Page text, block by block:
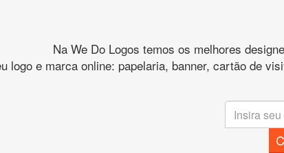
Na We Do Logos temos os melhores
logo e marca online: papelaria, banner, cartão de